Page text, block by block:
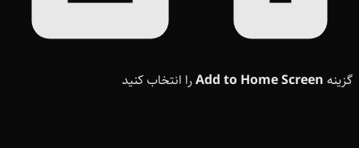
گزینه Add to Home Screenرا انتخاب کنید